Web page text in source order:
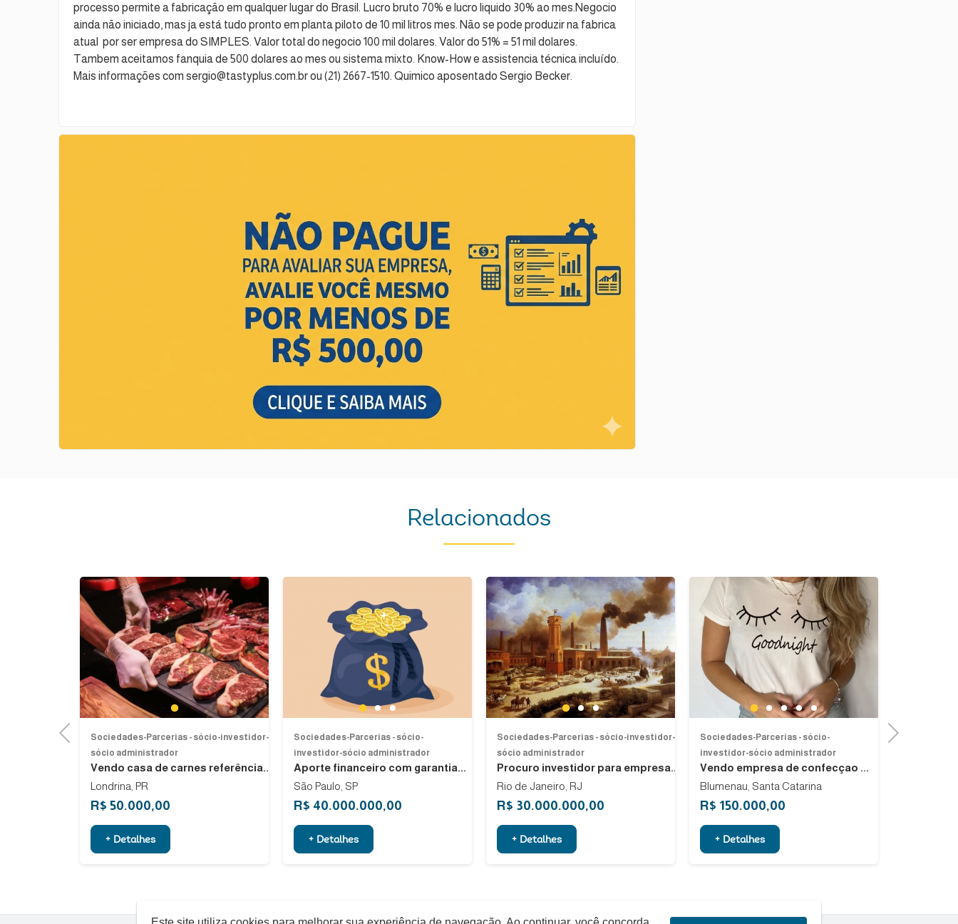
processo permite a fabricação em qualquer lugar do Brasil. Lucro bruto 70% e lucro liquido 30% ao mes.Negocio
ainda não iniciado, mas ja está tudo pronto em planta piloto de 10 mil litros mes. Não se pode produzir na fabrica
atual por ser empresa do SIMPLES. Valor total do negocio 100 mil dolares. Valor do 51% = 51 mil dolares.
Tambem aceitamos fanquia de 500 dolares ao mes ou sistema mixto. Know-How e assistencia técnica incluído.
Mais informações com sergio@tastyplus.com.br ou (21) 2667-1510. Quimico aposentado Sergio Becker.
Relacionados
Previous
Next
investidor-
1
Sociedades-Parcerias - sócio-investidor-
sócio administrador
Vendo casa de carnes referência...
Londrina, PR
R$ 50.000,00
+ Detalhes
Previous Next
1 2 3
Sociedades-Parcerias - sócio-
investidor-sócio administrador
Aporte financeiro com garantia...
São Paulo, SP
R$ 40.000.000,00
+ Detalhes
Previous Next
1 2 3
Sociedades-Parcerias - sócio-investidor-
sócio administrador
Procuro investidor para empresa...
Rio de Janeiro, RJ
R$ 30.000.000,00
+ Detalhes
Previous
1 2 3 4 5
Sociedades-Parcerias - sócio-
investidor-sócio administrador
Vendo empresa de confecçao ...
Blumenau, Santa Catarina
R$ 150.000,00
+ Detalhes
Next